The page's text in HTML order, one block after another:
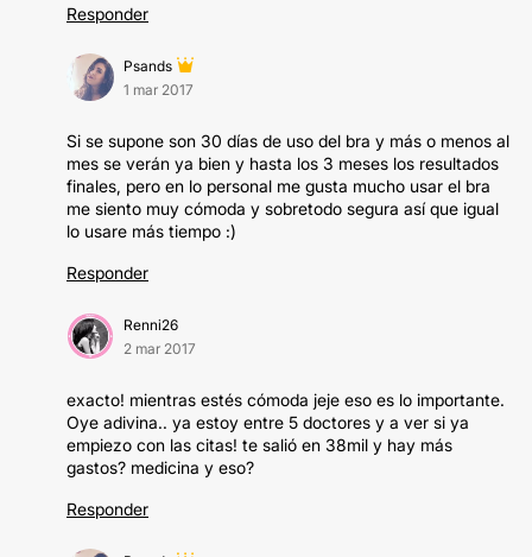
Responder
Psands
1 mar 2017
Si se supone son 30 días de uso del bra y más o menos al
mes se verán ya bien y hasta los 3 meses los resultados
finales, pero en lo personal me gusta mucho usar el bra
me siento muy cómoda y sobretodo segura así que igual
lo usare más tiempo :)
Responder
Renni26
2 mar 2017
exacto! mientras estés cómoda jeje eso es lo importante.
Oye adivina.. ya estoy entre 5 doctores y a ver si ya
empiezo con las citas! te salió en 38mil y hay más
gastos? medicina y eso?
Responder